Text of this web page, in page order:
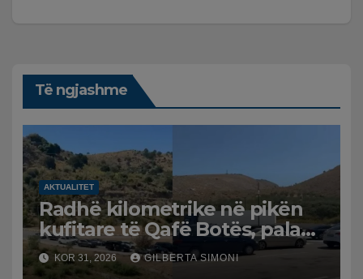
Të ngjashme
AKTUALITET
Radhë kilometrike në pikën
kufitare të Qafë Botës, pala
greke raporton defekt në
sistem, qytetarët mbeten të
KOR 31, 2026 GILBERTA SIMONI